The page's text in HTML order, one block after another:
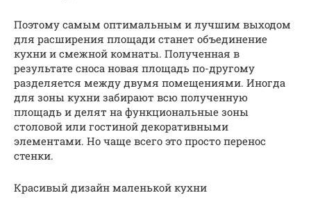
Поэтому самым оптимальным и лучшим выходом
для расширения площади станет объединение
кухни и смежной комнаты. Полученная в
результате сноса новая площадь по-другому
разделяется между двумя помещениями. Иногда
для зоны кухни забирают всю полученную
площадь и делят на функциональные зоны
столовой или гостиной декоративными
элементами. Но чаще всего это просто перенос
стенки.
Красивый дизайн маленькой кухни